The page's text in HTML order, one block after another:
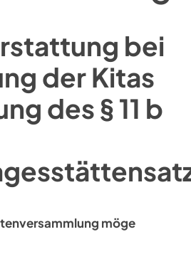
bei
der Kitas
des § 11 b
möge